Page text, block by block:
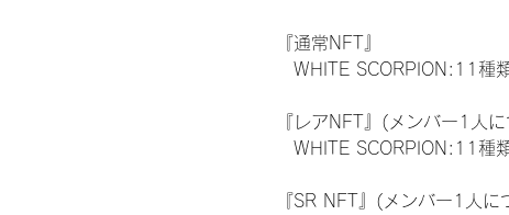
『通常NFT』
WHITE SCORPION:11種
『レアNFT』(メンバー1人
WHITE SCORPION:11種
『SR NFT』(メンバー1人